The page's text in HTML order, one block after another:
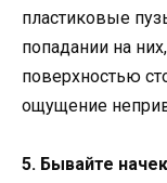
пластиковые
попадании на
поверхностью
ощущение
5. Бывайте